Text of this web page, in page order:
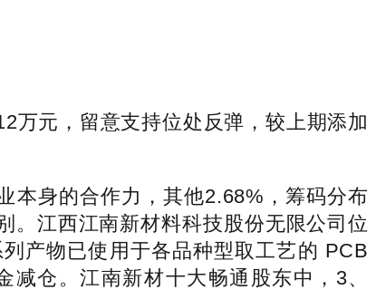
元，留意支持位处反弹，较上期添加
身的合作力，其他2.68%，筹码分布
。江西江南新材料科技股份无限公司位
产物已使用于各品种型取工艺的 PCB
仓。江南新材十大畅通股东中，3、